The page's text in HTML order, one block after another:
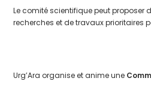
Le comité scientifique peut proposer
recherches et de travaux prioritaires
Urg’Ara organise et anime une